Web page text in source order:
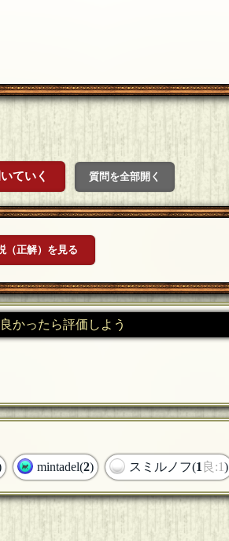
ていく 質問を全部開く
（正解）を見る
かったら評価しよう
mintadel(2) スミルノフ(1良:1)